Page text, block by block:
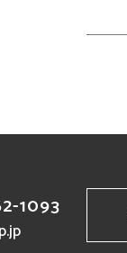
1093